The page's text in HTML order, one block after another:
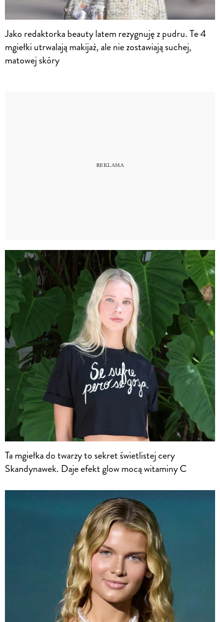
Jako redaktorka beauty latem rezygnuję z pudru. Te 4
mgiełki utrwalają makijaż, ale nie zostawiają suchej,
matowej skóry
Ta mgiełka do twarzy to sekret świetlistej cery
Skandynawek. Daje efekt glow mocą witaminy C